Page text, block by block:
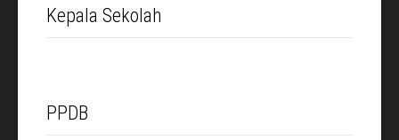
navigation
Kepala Sekolah
PPDB